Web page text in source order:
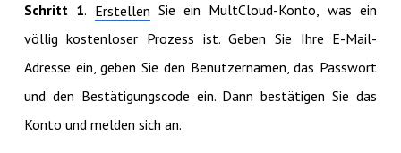
Schritt 1. Erstellen Sie ein MultCloud-Konto, was ein
völlig kostenloser Prozess ist. Geben Sie Ihre E-Mail-
Adresse ein, geben Sie den Benutzernamen, das Passwort
und den Bestätigungscode ein. Dann bestätigen Sie das
Konto und melden sich an.